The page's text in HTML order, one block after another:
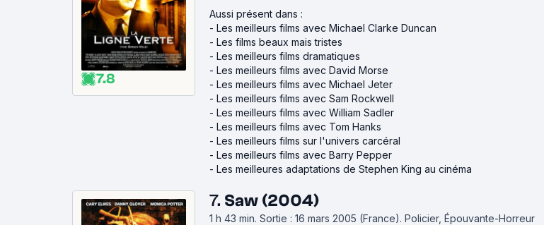
7.8
Aussi présent dans :
- Les meilleurs films avec Michael Clarke Duncan
- Les films beaux mais tristes
- Les meilleurs films dramatiques
- Les meilleurs films avec David Morse
- Les meilleurs films avec Michael Jeter
- Les meilleurs films avec Sam Rockwell
- Les meilleurs films avec William Sadler
- Les meilleurs films avec Tom Hanks
- Les meilleurs films sur l'univers carcéral
- Les meilleurs films avec Barry Pepper
- Les meilleures adaptations de Stephen King au cinéma
7. Saw (2004)
1 h 43 min. Sortie : 16 mars 2005 (France). Policier, Épouvante-Horreur